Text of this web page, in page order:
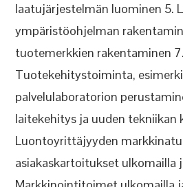
laatujärjestelmän luominen 5.
ympäristöohjelman
tuotemerkkien rakentaminen 7.
Tuotekehitystoiminta,
palvelulaboratorion
laitekehitys ja uuden tekniikan
Luontoyrittäjyyden
asiakaskartoitukset ulkomailla